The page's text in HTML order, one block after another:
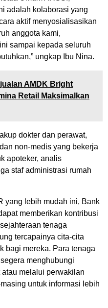
adalah kolaborasi yang
aktif menyosialisasikan
anggota kami,
sampai kepada seluruh
ungkap Ibu Nina.
AMDK Bright
Retail Maksimalkan
dokter dan perawat,
non-medis yang bekerja
apoteker, analis
staf administrasi rumah
yang lebih mudah ini, Bank
memberikan kontribusi
tenaga
tercapainya cita-cita
bagi mereka. Para tenaga
menghubungi
melalui perwakilan
untuk informasi lebih